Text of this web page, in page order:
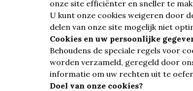
onze site efficiënter en sneller te
U kunt onze cookies weigeren door
delen van onze site mogelijk niet
Cookies en uw persoonlijke
Behoudens de speciale regels voor
worden verzameld, geregeld door
informatie om uw rechten uit te
Doel van onze cookies?